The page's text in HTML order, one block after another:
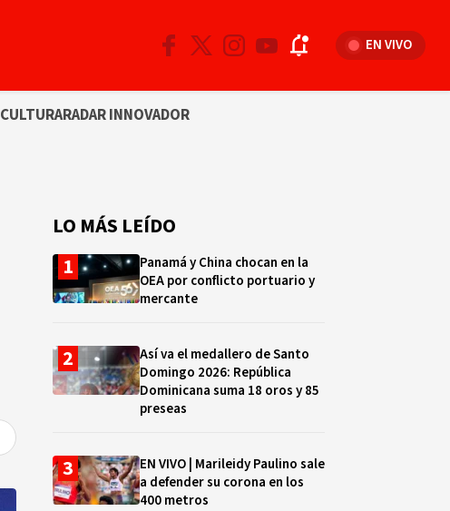
EN VIVO
CULTURARADAR INNOVADOR
LO MÁS LEÍDO
Panamá y China chocan en la
OEA por conflicto portuario y
mercante
Así va el medallero de Santo
Domingo 2026: República
Dominicana suma 18 oros y 85
preseas
EN VIVO | Marileidy Paulino sale
a defender su corona en los
400 metros